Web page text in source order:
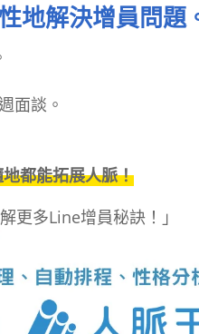
地解決增員問題
面談。
都能拓展人脈！
更多Line增員秘訣！」